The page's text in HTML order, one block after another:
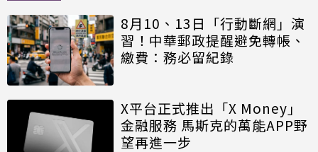
8月10、13日「行動斷網」演
習！中華郵政提醒避免轉帳、
繳費：務必留紀錄
X平台正式推出「X Money」
金融服務 馬斯克的萬能APP野
望再進一步